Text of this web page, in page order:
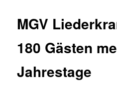
MGV
180 Gästen
Jahrestage